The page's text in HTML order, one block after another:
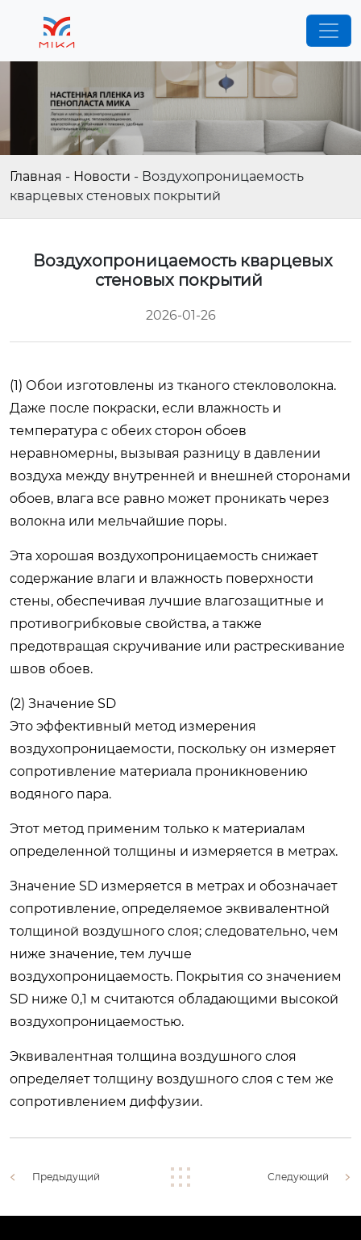
Главная - Новости - Воздухопроницаемость
кварцевых стеновых покрытий
Воздухопроницаемость кварцевых
стеновых покрытий
2026-01-26
(1) Обои изготовлены из тканого стекловолокна.
Даже после покраски, если влажность и
температура с обеих сторон обоев
неравномерны, вызывая разницу в давлении
воздуха между внутренней и внешней сторонами
обоев, влага все равно может проникать через
волокна или мельчайшие поры.
Эта хорошая воздухопроницаемость снижает
содержание влаги и влажность поверхности
стены, обеспечивая лучшие влагозащитные и
противогрибковые свойства, а также
предотвращая скручивание или растрескивание
швов обоев.
(2) Значение SD
Это эффективный метод измерения
воздухопроницаемости, поскольку он измеряет
сопротивление материала проникновению
водяного пара.
Этот метод применим только к материалам
определенной толщины и измеряется в метрах.
Значение SD измеряется в метрах и обозначает
сопротивление, определяемое эквивалентной
толщиной воздушного слоя; следовательно, чем
ниже значение, тем лучше
воздухопроницаемость. Покрытия со значением
SD ниже 0,1 м считаются обладающими высокой
воздухопроницаемостью.
Эквивалентная толщина воздушного слоя
определяет толщину воздушного слоя с тем же
сопротивлением диффузии.
Предыдущий Следующий